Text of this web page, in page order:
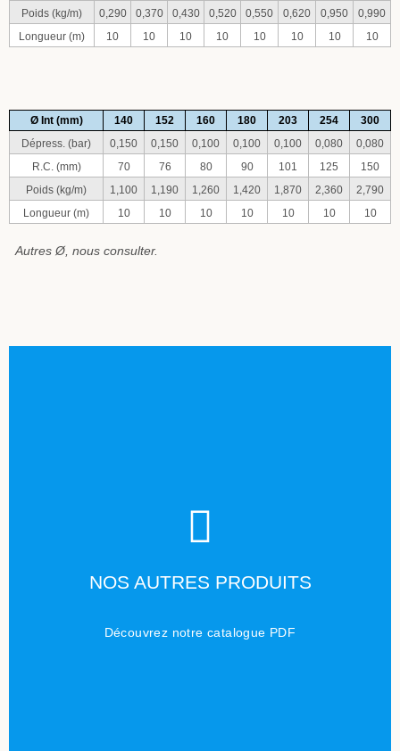
Poids (kg/m)
0,290 0,370 0,430 0,520 0,550 0,620 0,950
0,990
Longueur (m)
10 10 10 10 10 10 10 10
Ø Int (mm) 140 152 160 180 203 254
300
Dépress. (bar)
0,150 0,150 0,100 0,100 0,100 0,080
0,080
R.C. (mm)
70 76 80 90 101 125
150
Poids (kg/m)
1,100 1,190 1,260 1,420 1,870 2,360
2,790
Longueur (m)
10 10 10 10 10 10 10
Autres Ø, nous consulter.
NOS AUTRES PRODUITS
Découvrez notre catalogue PDF
TÉLÉCHARGER